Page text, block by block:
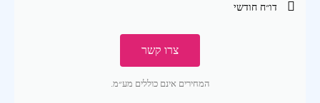
דו״ח חודשי
צרו קשר
המחירים אינם כוללים מע״מ.